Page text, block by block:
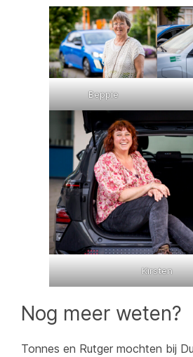
Beppie
Kirsten
Nog meer weten?
Tonnes en Rutger mochten bij